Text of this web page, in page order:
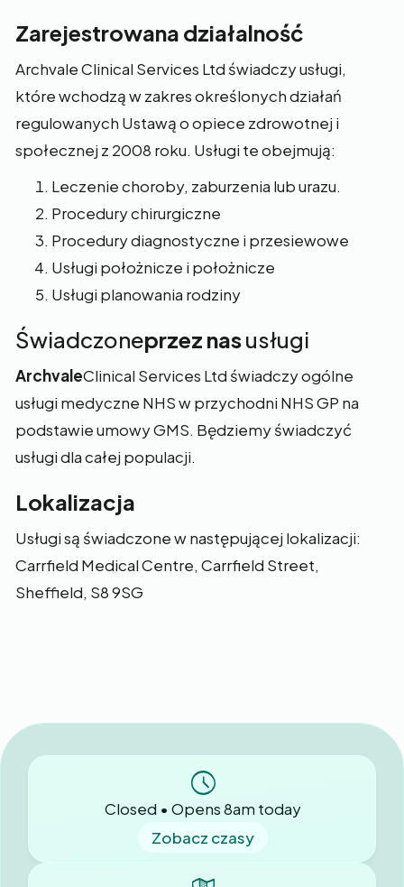
Zarejestrowana działalność‍
Archvale Clinical Services Ltd świadczy usługi,
które wchodzą w zakres określonych działań
regulowanych Ustawą o opiece zdrowotnej i
społecznej z 2008 roku. Usługi te obejmują:
Leczenie choroby, zaburzenia lub urazu.
Procedury chirurgiczne
Procedury diagnostyczne i przesiewowe
Usługi położnicze i położnicze
Usługi planowania rodziny
Świadczoneprzez nasusługi
‍ArchvaleClinical Services Ltd świadczy ogólne
usługi medyczne NHS w przychodni NHS GP na
podstawie umowy GMS. Będziemy świadczyć
usługi dla całej populacji.
‍Lokalizacja
Usługi są świadczone w następującej lokalizacji:
Carrfield Medical Centre, Carrfield Street,
Sheffield, S8 9SG
Closed • Opens 8am today
Zobacz czasy